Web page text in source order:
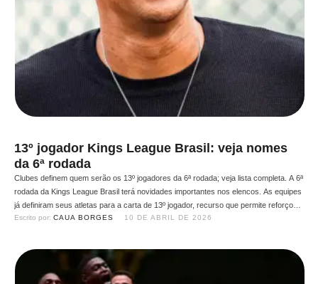
13º jogador Kings League Brasil: veja nomes
da 6ª rodada
Clubes definem quem serão os 13º jogadores da 6ª rodada; veja lista completa. A 6ª
rodada da Kings League Brasil terá novidades importantes nos elencos. As equipes
já definiram seus atletas para a carta de 13º jogador, recurso que permite reforços
pontuais, mas que também “trava” o jogador no time durante o split. A escolha …
Escrito por: CAUA BORGES 10 DE ABRIL DE 2026